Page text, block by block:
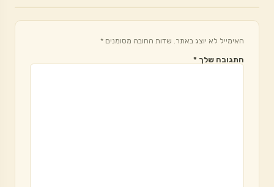
האימייל לא יוצג באתר. שדות החובה מסומנים *
התגובה שלך *